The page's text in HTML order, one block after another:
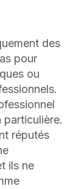
des
pour
ou
réputés
ils ne